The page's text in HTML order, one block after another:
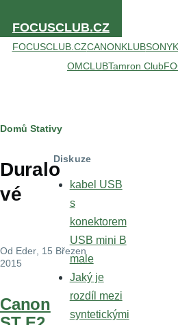
FOCUSCLUB.CZ
FOCUSCLUB.CZCANONKLUB
OMCLUBTamron Club
Drobečková
navigace
Domů Stativy
Duralo
vé
Od Eder , 15 Březen
2015
Canon
Diskuze
kabel USB
s
konektorem
USB mini B
male
Jaký je
rozdíl mezi
syntetickými